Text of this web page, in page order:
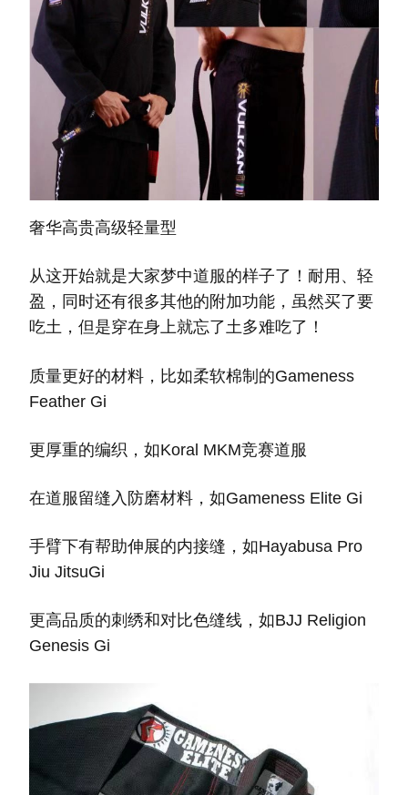
奢华高贵高级轻量型
从这开始就是大家梦中道服的样子了！耐用、轻
盈，同时还有很多其他的附加功能，虽然买了要
吃土，但是穿在身上就忘了土多难吃了！
质量更好的材料，比如柔软棉制的Gameness
Feather Gi
更厚重的编织，如Koral MKM竞赛道服
在道服留缝入防磨材料，如Gameness Elite Gi
手臂下有帮助伸展的内接缝，如Hayabusa Pro
Jiu JitsuGi
更高品质的刺绣和对比色缝线，如BJJ Religion
Genesis Gi